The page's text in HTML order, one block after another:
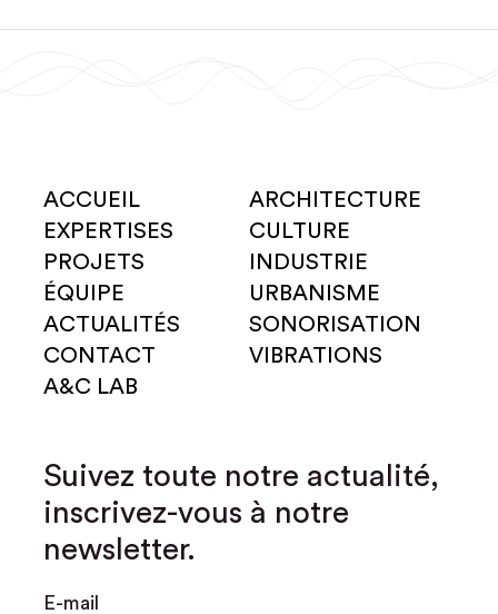
ACCUEIL
EXPERTISES
PROJETS
ÉQUIPE
ACTUALITÉS
CONTACT
A&C LAB
ARCHITECTURE
CULTURE
INDUSTRIE
URBANISME
SONORISATION
VIBRATIONS
Suivez toute notre actualité,
inscrivez-vous à notre
newsletter.
E-mail